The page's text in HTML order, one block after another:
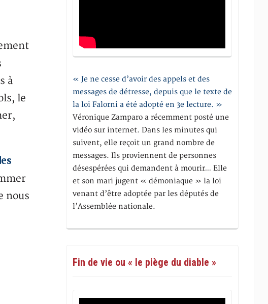
à
le
nous
« Je ne cesse d’avoir des appels et des
messages de détresse, depuis que le texte de
la loi Falorni a été adopté en 3e lecture. »
Véronique Zamparo a récemment posté une
vidéo sur internet. Dans les minutes qui
suivent, elle reçoit un grand nombre de
messages. Ils proviennent de personnes
désespérées qui demandent à mourir… Elle
et son mari jugent « démoniaque » la loi
venant d’être adoptée par les députés de
l’Assemblée nationale.
Fin de vie ou « le piège du diable »